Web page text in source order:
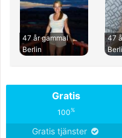
47 år gammal
Berlin
47
Gratis
100%
Gratis tjänster